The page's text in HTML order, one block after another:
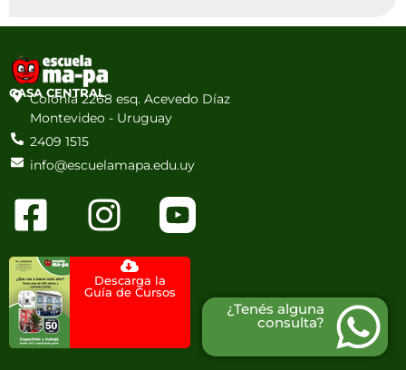
CASA CENTRAL
Colonia 2268 esq. Acevedo Díaz
Montevideo - Uruguay
2409 1515
info@escuelamapa.edu.uy
¿Tenés alguna
consulta?
Descarga la
Guía de Cursos